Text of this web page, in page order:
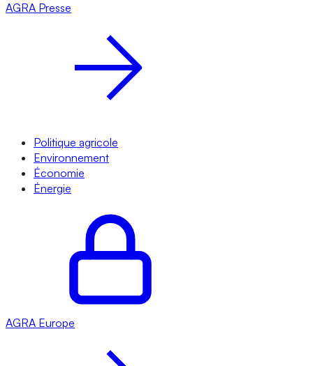
AGRA Presse
Politique agricole
Environnement
Économie
Énergie
AGRA Europe